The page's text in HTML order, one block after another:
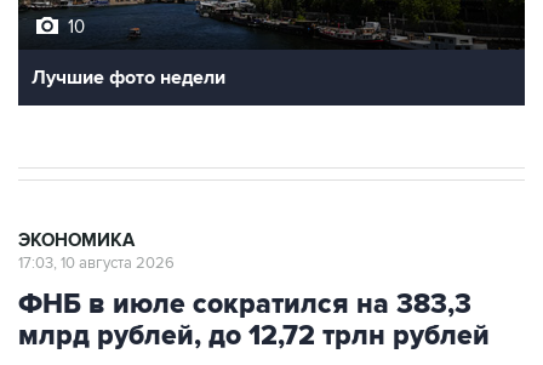
10
Лучшие фото недели
ЭКОНОМИКА
17:03, 10 августа 2026
ФНБ в июле сократился на 383,3
млрд рублей, до 12,72 трлн рублей